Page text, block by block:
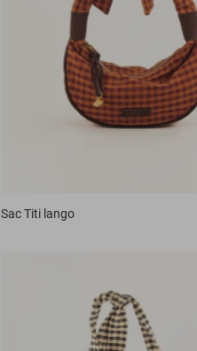
Sac Titi lango